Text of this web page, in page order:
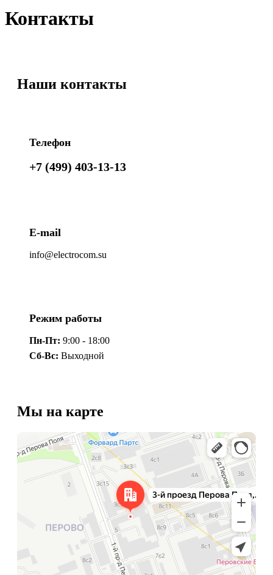
Контакты
Наши контакты
Телефон
+7 (499) 403-13-13
E-mail
info@electrocom.su
Режим работы
Пн-Пт: 9:00 - 18:00
Сб-Вс: Выходной
Мы на карте